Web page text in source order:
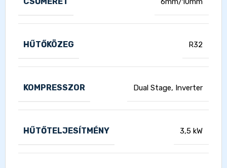
HŰTŐKÖZEG R32
KOMPRESSZOR Dual Stage, Inverter
HŰTŐTELJESÍTMÉNY 3,5 kW